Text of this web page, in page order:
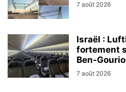
7 août 2026
Israël :
fortement
Ben-
7 août 2026